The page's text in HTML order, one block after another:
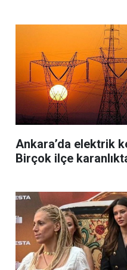
Ankara’da elektrik
Birçok ilçe